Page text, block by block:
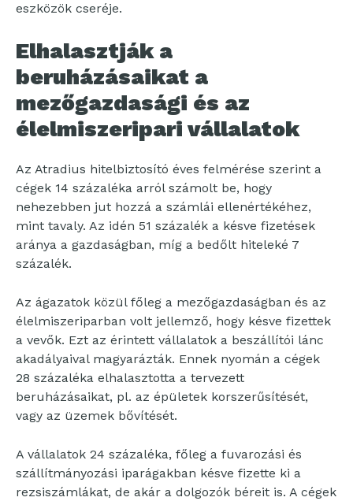
eszközök cseréje.
Elhalasztják a
beruházásaikat a
mezőgazdasági és az
élelmiszeripari vállalatok
Az Atradius hitelbiztosító éves felmérése szerint a
cégek 14 százaléka arról számolt be, hogy
nehezebben jut hozzá a számlái ellenértékéhez,
mint tavaly. Az idén 51 százalék a késve fizetések
aránya a gazdaságban, míg a bedőlt hiteleké 7
százalék.
Az ágazatok közül főleg a mezőgazdaságban és az
élelmiszeriparban volt jellemző, hogy késve fizettek
a vevők. Ezt az érintett vállalatok a beszállítói lánc
akadályaival magyarázták. Ennek nyomán a cégek
28 százaléka elhalasztotta a tervezett
beruházásaikat, pl. az épületek korszerűsítését,
vagy az üzemek bővítését.
A vállalatok 24 százaléka, főleg a fuvarozási és
szállítmányozási iparágakban késve fizette ki a
rezsiszámlákat, de akár a dolgozók béreit is. A cégek